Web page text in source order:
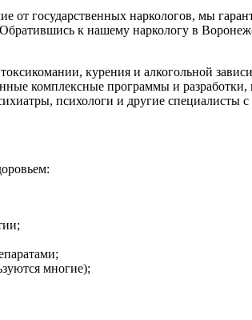
от государственных наркологов, мы
к нашему наркологу в
курения и алкогольной
комплексные программы и
психологи и другие специалисты
многие);